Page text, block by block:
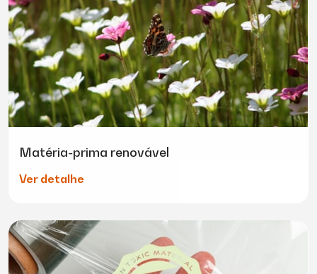
Matéria-prima renovável
Ver detalhe